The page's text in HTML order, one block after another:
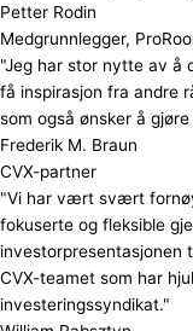
Petter Rodin
Medgrunnlegger,
"Jeg har stor nytte av å
få inspirasjon fra andre
som også ønsker å
Frederik M. Braun
CVX-partner
"Vi har vært svært
fokuserte og fleksible
investorpresentasjonen
CVX-teamet som har
investeringssyndikat."